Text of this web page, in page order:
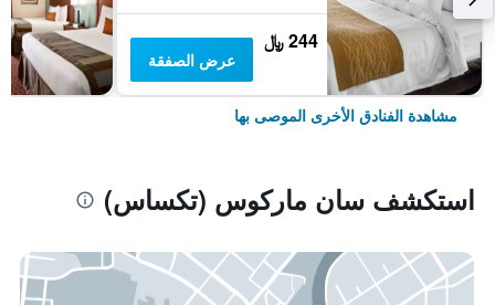
244 ﷼
عرض الصفقة
مشاهدة الفنادق الأخرى الموصى بها
استكشف سان ماركوس (تكساس)